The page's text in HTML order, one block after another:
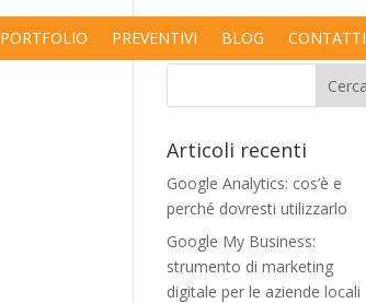
PORTFOLIO PREVENTIVI BLOG CONTATTI
Articoli recenti
Google Analytics: cos’è e
perché dovresti utilizzarlo
Google My Business:
strumento di marketing
digitale per le aziende locali